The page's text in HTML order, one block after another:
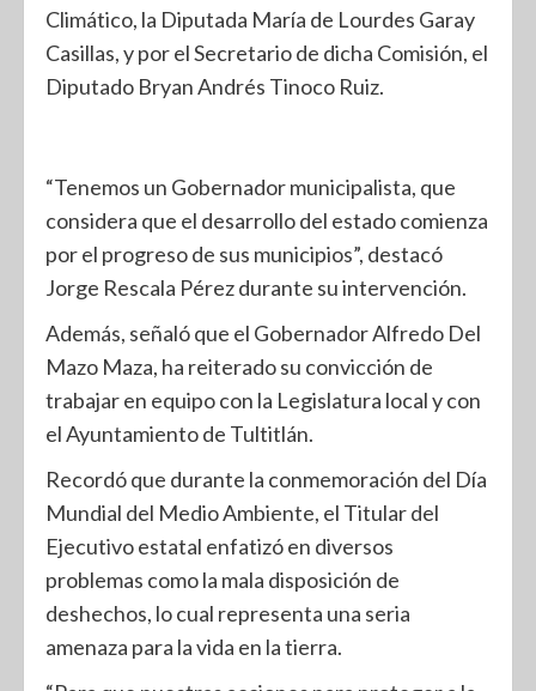
Climático, la Diputada María de Lourdes Garay
Casillas, y por el Secretario de dicha Comisión, el
Diputado Bryan Andrés Tinoco Ruiz.
“Tenemos un Gobernador municipalista, que
considera que el desarrollo del estado comienza
por el progreso de sus municipios”, destacó
Jorge Rescala Pérez durante su intervención.
Además, señaló que el Gobernador Alfredo Del
Mazo Maza, ha reiterado su convicción de
trabajar en equipo con la Legislatura local y con
el Ayuntamiento de Tultitlán.
Recordó que durante la conmemoración del Día
Mundial del Medio Ambiente, el Titular del
Ejecutivo estatal enfatizó en diversos
problemas como la mala disposición de
deshechos, lo cual representa una seria
amenaza para la vida en la tierra.